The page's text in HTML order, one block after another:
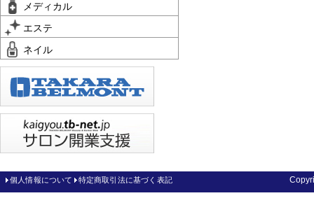
メディカル
エステ
ネイル
個人情報について 特定商取引法に基づく表記